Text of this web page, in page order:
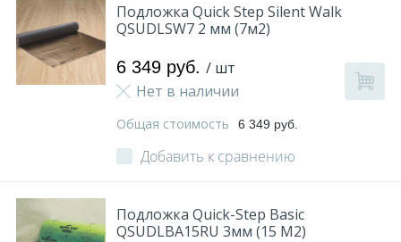
Подложка Quick Step Silent Walk
QSUDLSW7 2 мм (7м2)
6 349 руб. / шт
Нет в наличии
Общая стоимость 6 349 руб.
Добавить к сравнению
Подложка Quick-Step Basic
QSUDLBA15RU 3мм (15 M2)